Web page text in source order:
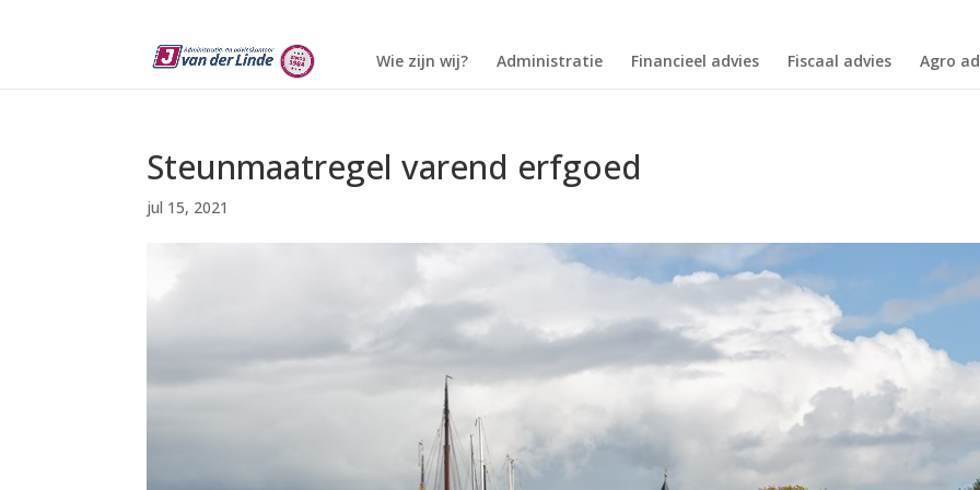
Wie zijn wij? Administratie Financieel advies Fiscaal advies Agro
Steunmaatregel varend erfgoed
jul 15, 2021